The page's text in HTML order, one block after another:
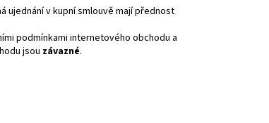
ujednání v kupní smlouvě mají přednost
podmínkami internetového obchodu a
jsou závazné.